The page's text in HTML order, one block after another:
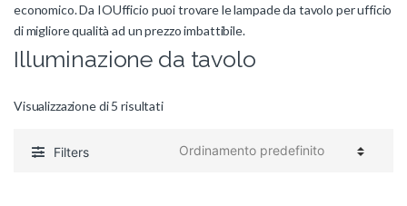
economico. Da IOUfficio puoi trovare le lampade da tavolo per ufficio
di migliore qualità ad un prezzo imbattibile.
Illuminazione da tavolo
Visualizzazione di 5 risultati
Filters